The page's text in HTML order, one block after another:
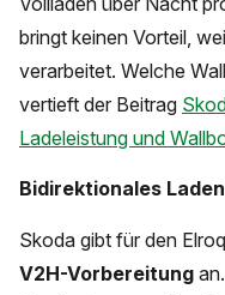
bringt keinen Vorteil,
verarbeitet. Welche
vertieft der Beitrag
Ladeleistung und
Bidirektionales
Skoda gibt für den
V2H-Vorbereitung